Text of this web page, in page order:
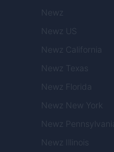
Newz
Newz US
Newz California
Newz Texas
Newz Florida
Newz New York
Newz Pennsylvania
Newz Illinois